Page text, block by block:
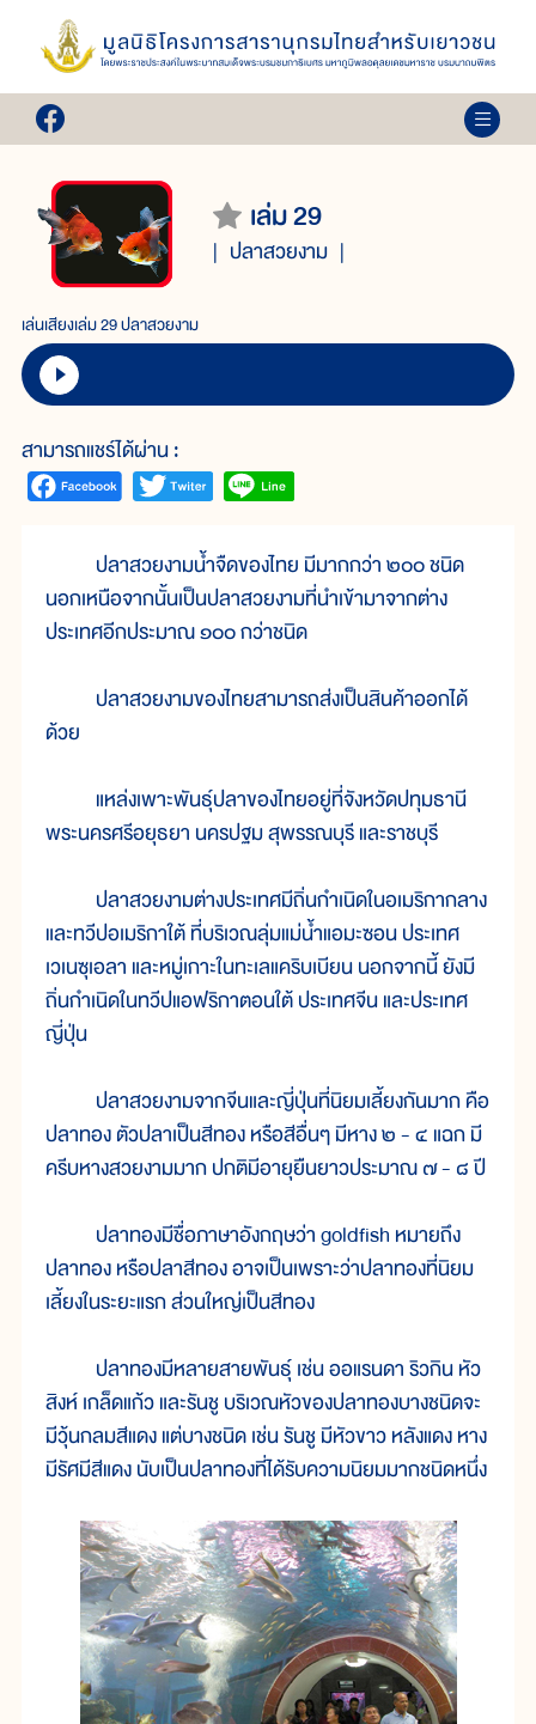
เล่ม 29
ปลาสวยงาม
เล่นเสียงเล่ม 29 ปลาสวยงาม
สามารถแชร์ได้ผ่าน :
ปลาสวยงามน้ำจืดของไทย มีมากกว่า ๒๐๐ ชนิด
นอกเหนือจากนั้นเป็นปลาสวยงามที่นำเข้ามาจากต่าง
ประเทศอีกประมาณ ๑๐๐ กว่าชนิด
ปลาสวยงามของไทยสามารถส่งเป็นสินค้าออกได้
ด้วย
แหล่งเพาะพันธุ์ปลาของไทยอยู่ที่จังหวัดปทุมธานี
พระนครศรีอยุธยา นครปฐม สุพรรณบุรี และราชบุรี
ปลาสวยงามต่างประเทศมีถิ่นกำเนิดในอเมริกากลาง
และทวีปอเมริกาใต้ ที่บริเวณลุ่มแม่น้ำแอมะซอน ประเทศ
เวเนซุเอลา และหมู่เกาะในทะเลแคริบเบียน นอกจากนี้ ยังมี
ถิ่นกำเนิดในทวีปแอฟริกาตอนใต้ ประเทศจีน และประเทศ
ญี่ปุ่น
ปลาสวยงามจากจีนและญี่ปุ่นที่นิยมเลี้ยงกันมาก คือ
ปลาทอง ตัวปลาเป็นสีทอง หรือสีอื่นๆ มีหาง ๒ - ๔ แฉก มี
ครีบหางสวยงามมาก ปกติมีอายุยืนยาวประมาณ ๗ - ๘ ปี
ปลาทองมีชื่อภาษาอังกฤษว่า goldfish หมายถึง
ปลาทอง หรือปลาสีทอง อาจเป็นเพราะว่าปลาทองที่นิยม
เลี้ยงในระยะแรก ส่วนใหญ่เป็นสีทอง
ปลาทองมีหลายสายพันธุ์ เช่น ออแรนดา ริวกิน หัว
สิงห์ เกล็ดแก้ว และรันชู บริเวณหัวของปลาทองบางชนิดจะ
มีวุ้นกลมสีแดง แต่บางชนิด เช่น รันชู มีหัวขาว หลังแดง หาง
มีรัศมีสีแดง นับเป็นปลาทองที่ได้รับความนิยมมากชนิดหนึ่ง